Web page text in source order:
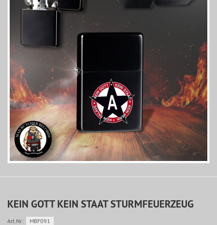
KEIN GOTT KEIN STAAT STURMFEUERZEUG
Art.Nr.: MBF091